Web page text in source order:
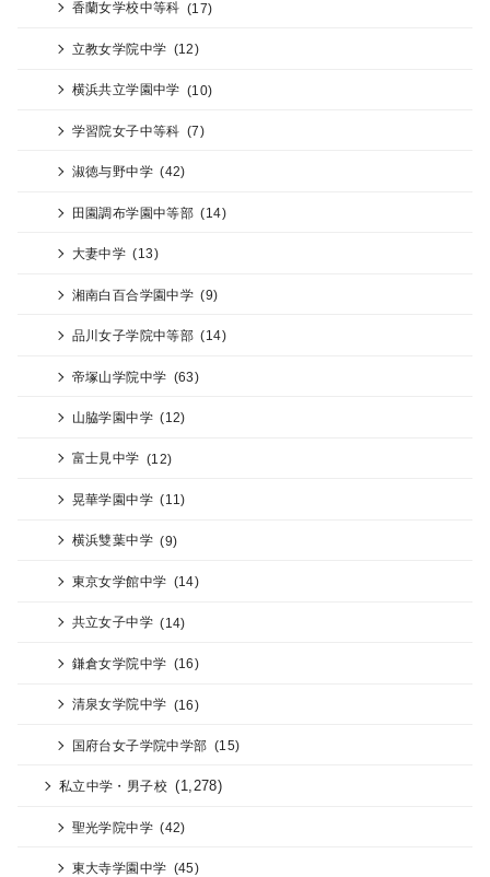
香蘭女学校中等科 (17)
立教女学院中学 (12)
横浜共立学園中学 (10)
学習院女子中等科 (7)
淑徳与野中学 (42)
田園調布学園中等部 (14)
大妻中学 (13)
湘南白百合学園中学 (9)
品川女子学院中等部 (14)
帝塚山学院中学 (63)
山脇学園中学 (12)
富士見中学 (12)
晃華学園中学 (11)
横浜雙葉中学 (9)
東京女学館中学 (14)
共立女子中学 (14)
鎌倉女学院中学 (16)
清泉女学院中学 (16)
国府台女子学院中学部 (15)
私立中学・男子校 (1,278)
聖光学院中学 (42)
東大寺学園中学 (45)